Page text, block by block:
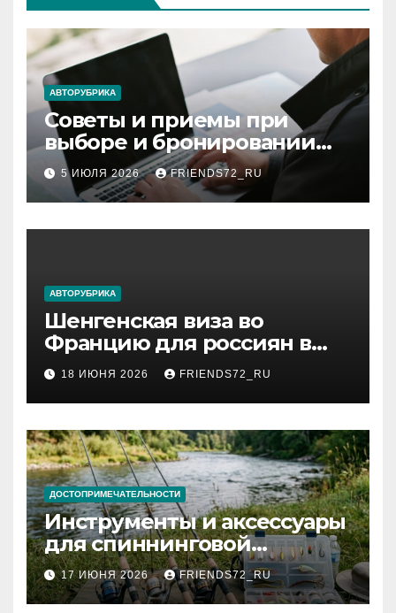
АВТОРУБРИКА
Советы и приемы при
выборе и бронировании
авиабилетов
5 ИЮЛЯ 2026 FRIENDS72_RU
АВТОРУБРИКА
Шенгенская виза во
Францию для россиян в
2026 году: сроки от 3 дней
и список необходимых
документов
18 ИЮНЯ 2026 FRIENDS72_RU
ДОСТОПРИМЕЧАТЕЛЬНОСТИ
Инструменты и аксессуары
для спиннинговой
рыбалки: назначение и
типы
17 ИЮНЯ 2026 FRIENDS72_RU